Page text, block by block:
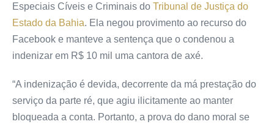
Especiais Cíveis e Criminais do Tribunal de Justiça do
Estado da Bahia. Ela negou provimento ao recurso do
Facebook e manteve a sentença que o condenou a
indenizar em R$ 10 mil uma cantora de axé.
“A indenização é devida, decorrente da má prestação do
serviço da parte ré, que agiu ilicitamente ao manter
bloqueada a conta. Portanto, a prova do dano moral se